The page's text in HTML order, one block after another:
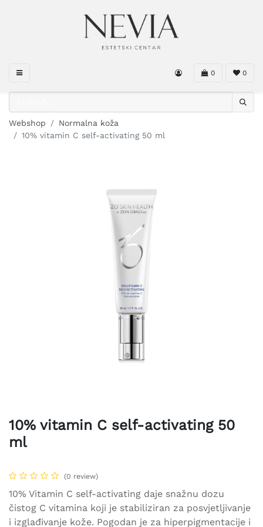
0 0
Webshop
Normalna koža
10% vitamin C self-activating 50 ml
10% vitamin C self-activating 50
ml
(0 review)
10% Vitamin C self-activating daje snažnu dozu
čistog C vitamina koji je stabiliziran za posvjetljivanje
i izglađivanje kože. Pogodan je za hiperpigmentacije i